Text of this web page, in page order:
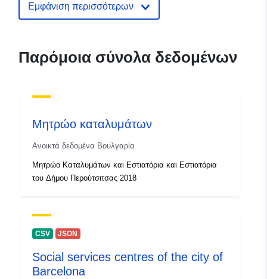
Εμφάνιση περισσότερων
Παρόμοια σύνολα δεδομένων
Μητρώο καταλυμάτων
Ανοικτά δεδομένα Βουλγαρία
Μητρώο Καταλυμάτων και Εστιατόρια και Εστιατόρια
του Δήμου Περούτσιτσας 2018
CSV JSON
Social services centres of the city of
Barcelona